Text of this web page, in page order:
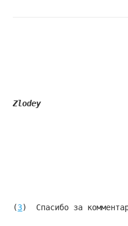
Zlodey
(3)  Спасибо за